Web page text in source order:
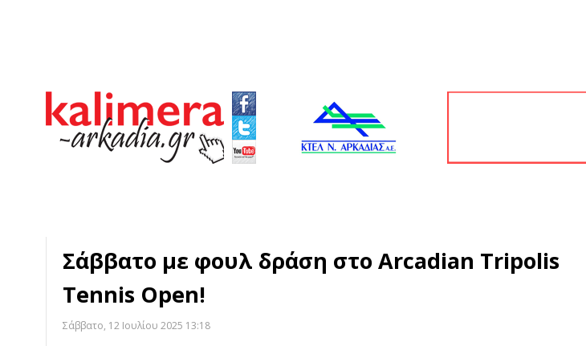
Σάββατο με φουλ δράση στο Arcadian Tripolis
Tennis Open!
Σάββατο, 12 Ιουλίου 2025 13:18